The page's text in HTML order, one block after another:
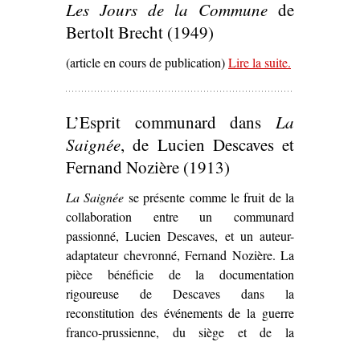
Les Jours de la Commune de
Bertolt Brecht (1949)
(article en cours de publication)Lire la suite– ‘
Bertolt Brecht
(1949)’
.
L’Esprit communard dans La
Saignée, de Lucien Descaves et
Fernand Nozière (1913)
La Saignée se présente comme le fruit de la
collaboration entre un communard
passionné, Lucien Descaves, et un auteur-
adaptateur chevronné, Fernand Nozière. La
pièce bénéficie de la documentation
rigoureuse de Descaves dans la
reconstitution des événements de la guerre
franco-prussienne, du siège et de la